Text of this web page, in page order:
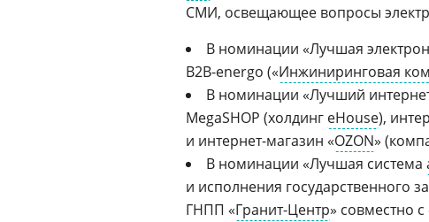
СМИ, освещающее вопросы
В номинации «Лучшая
B2B-energo («Инжиниринговая
В номинации «Лучший
MegaSHOP (холдинг eHouse),
и интернет-магазин «OZON»
В номинации «Лучшая система
и исполнения государственного
ГНПП «Гранит-Центр» совместно с